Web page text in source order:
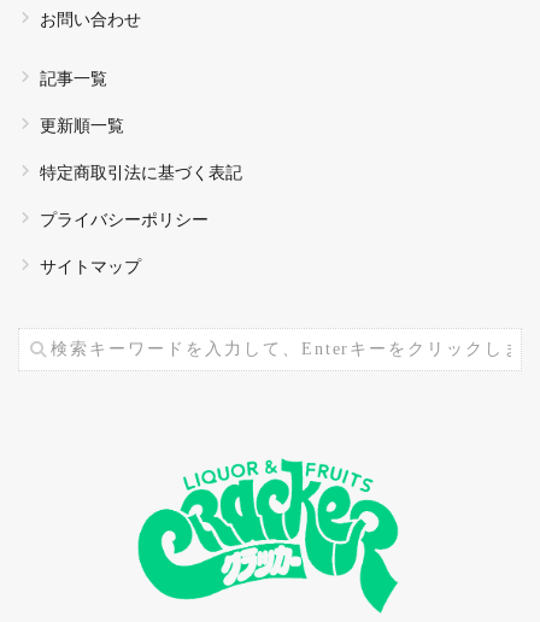
お問い合わせ
記事一覧
更新順一覧
特定商取引法に基づく表記
プライバシーポリシー
サイトマップ